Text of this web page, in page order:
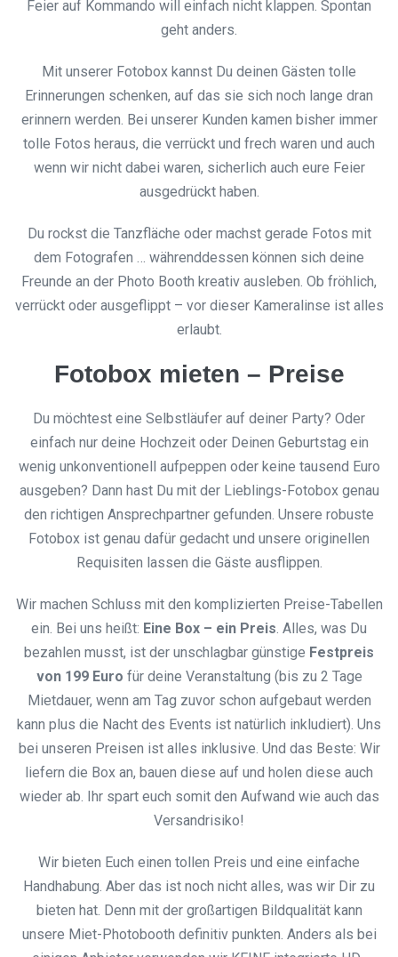
Feier auf Kommando will einfach nicht klappen. Spontan
geht anders.
Mit unserer Fotobox kannst Du deinen Gästen tolle
Erinnerungen schenken, auf das sie sich noch lange dran
erinnern werden. Bei unserer Kunden kamen bisher immer
tolle Fotos heraus, die verrückt und frech waren und auch
wenn wir nicht dabei waren, sicherlich auch eure Feier
ausgedrückt haben.
Du rockst die Tanzfläche oder machst gerade Fotos mit
dem Fotografen … währenddessen können sich deine
Freunde an der Photo Booth kreativ ausleben. Ob fröhlich,
verrückt oder ausgeflippt – vor dieser Kameralinse ist alles
erlaubt.
Fotobox mieten – Preise
Du möchtest eine Selbstläufer auf deiner Party? Oder
einfach nur deine Hochzeit oder Deinen Geburtstag ein
wenig unkonventionell aufpeppen oder keine tausend Euro
ausgeben? Dann hast Du mit der Lieblings-Fotobox genau
den richtigen Ansprechpartner gefunden. Unsere robuste
Fotobox ist genau dafür gedacht und unsere originellen
Requisiten lassen die Gäste ausflippen.
Wir machen Schluss mit den komplizierten Preise-Tabellen
ein. Bei uns heißt: Eine Box – ein Preis. Alles, was Du
bezahlen musst, ist der unschlagbar günstige Festpreis
von 199 Euro für deine Veranstaltung (bis zu 2 Tage
Mietdauer, wenn am Tag zuvor schon aufgebaut werden
kann plus die Nacht des Events ist natürlich inkludiert). Uns
bei unseren Preisen ist alles inklusive. Und das Beste: Wir
liefern die Box an, bauen diese auf und holen diese auch
wieder ab. Ihr spart euch somit den Aufwand wie auch das
Versandrisiko!
Wir bieten Euch einen tollen Preis und eine einfache
Handhabung. Aber das ist noch nicht alles, was wir Dir zu
bieten hat. Denn mit der großartigen Bildqualität kann
unsere Miet-Photobooth definitiv punkten. Anders als bei